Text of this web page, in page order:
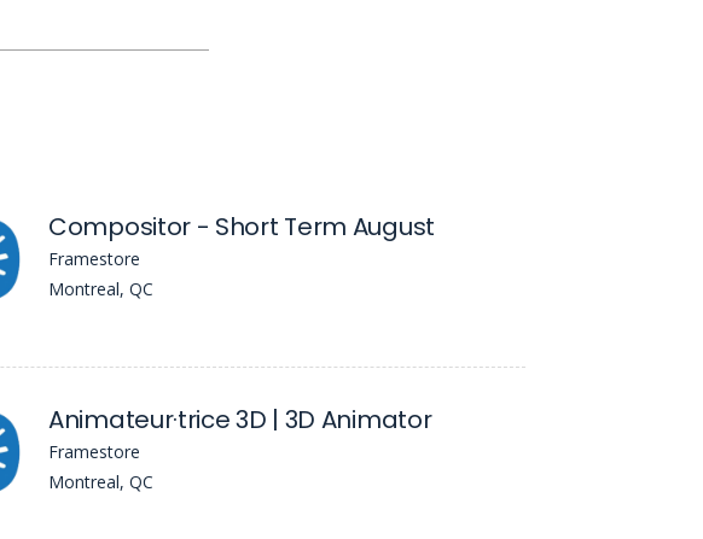
Compositor - Short Term August
Framestore
Montreal, QC
Animateur·trice 3D | 3D Animator
Framestore
Montreal, QC